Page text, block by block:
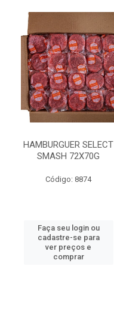
HAMBURGUER SELECT
SMASH 72X70G
Código: 8874
Faça seu login ou
cadastre-se para
ver preços e
comprar